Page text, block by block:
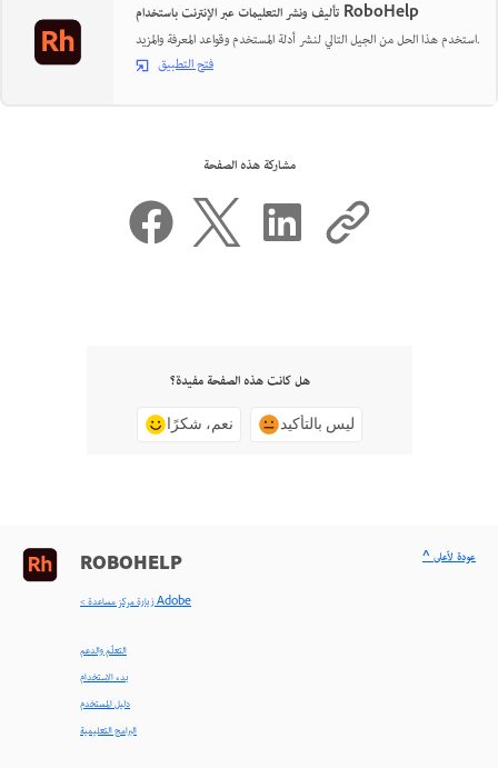
تأليف ونشر التعليمات عبر الإنترنت باستخدام RoboHelp
استخدم هذا الحل من الجيل التالي لنشر أدلة المستخدم وقواعد المعرفة والمزيد.
فتح التطبيق
مشاركة هذه الصفحة
هل كانت هذه الصفحة مفيدة؟
نعم، شكرًا ليس بالتأكيد
ROBOHELP
< زيارة مركز مساعدة Adobe
التعلّم والدعم
بدء الاستخدام
دليل المستخدم
البرامج التعليمية
^ عودة لأعلى